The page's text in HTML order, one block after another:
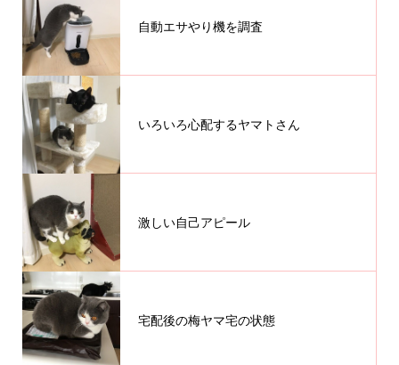
自動エサやり機を調査
いろいろ心配するヤマトさん
激しい自己アピール
宅配後の梅ヤマ宅の状態